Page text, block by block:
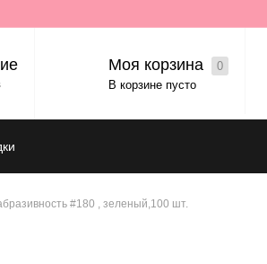
Моя корзина
0
В корзине пусто
#180 , зеленый,100 шт.